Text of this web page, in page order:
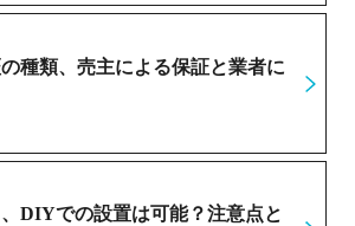
種類、売主による保証と業者に
DIYでの設置は可能？注意点と